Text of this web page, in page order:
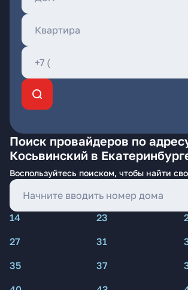
Поиск провайдеров по
Косьвинский в
Воспользуйтесь поиском, чтобы найти
14 23
27
31
35
37